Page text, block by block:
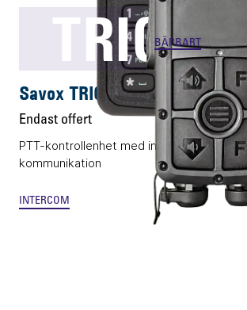
TRICS
BÄRBART
Savox TRICS T10
Endast offert
PTT-kontrollenhet med integrerad full-
kommunikation
INTERCOM